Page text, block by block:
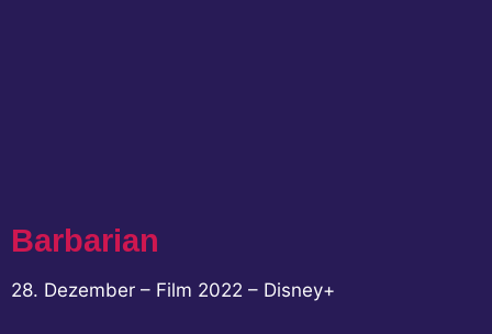
Barbarian
28. Dezember – Film 2022 – Disney+